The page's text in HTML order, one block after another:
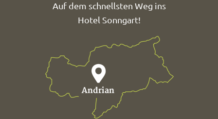
Auf dem schnellsten Weg ins
Hotel Sonngart!